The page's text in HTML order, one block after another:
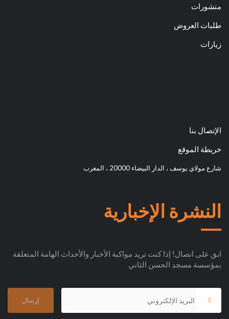
منشورات
طلبات العروض
زيارات
الإتصال بنا
خريطة الموقع
شارع مولاي يوسف ، الدار البيضاء 20000 ، المغرب
النشرة الإخبارية
ابق على اتصال! إذا كنت تريد مواكبة الأخبار والأحداث الهامة المتعلقة
بمؤسسة مسجد الحسن الثاني